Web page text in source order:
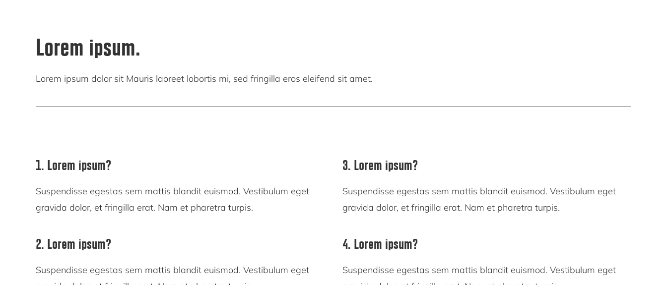
Lorem ipsum.
Lorem ipsum dolor sit Mauris laoreet lobortis mi, sed fringilla eros eleifend sit amet.
1. Lorem ipsum?
Suspendisse egestas sem mattis blandit euismod. Vestibulum eget
gravida dolor, et fringilla erat. Nam et pharetra turpis.
2. Lorem ipsum?
Suspendisse egestas sem mattis blandit euismod. Vestibulum eget
3. Lorem ipsum?
Suspendisse egestas sem mattis blandit euismod. Vestibulum eget
gravida dolor, et fringilla erat. Nam et pharetra turpis.
4. Lorem ipsum?
Suspendisse egestas sem mattis blandit euismod. Vestibulum eget